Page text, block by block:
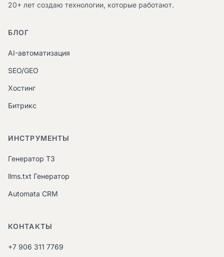
20+ лет создаю технологии, которые работают.
БЛОГ
AI-автоматизация
SEO/GEO
Хостинг
Битрикс
ИНСТРУМЕНТЫ
Генератор ТЗ
llms.txt Генератор
Automata CRM
КОНТАКТЫ
+7 906 311 7769